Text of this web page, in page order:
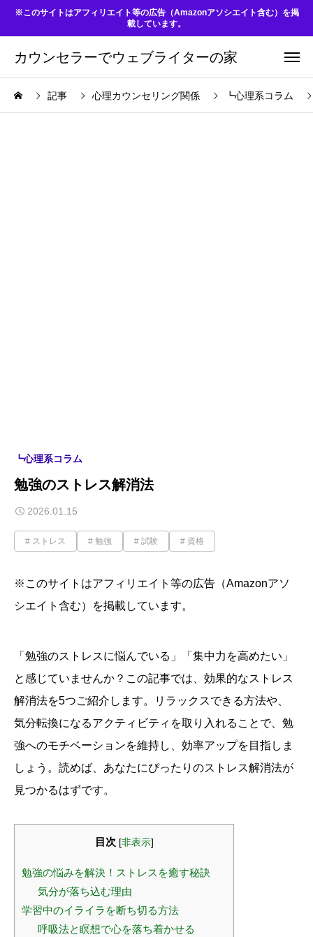
※このサイトはアフィリエイト等の広告（Amazonアソシエイト含む）を掲
載しています。
カウンセラーでウェブライターの家
記事 心理カウンセリング関係 ┗心理系コラム
┗心理系コラム
勉強のストレス解消法
2026.01.15
ストレス 勉強 試験 資格
※このサイトはアフィリエイト等の広告（Amazonアソ
シエイト含む）を掲載しています。
「勉強のストレスに悩んでいる」「集中力を高めたい」
と感じていませんか？この記事では、効果的なストレス
解消法を5つご紹介します。リラックスできる方法や、
気分転換になるアクティビティを取り入れることで、勉
強へのモチベーションを維持し、効率アップを目指しま
しょう。読めば、あなたにぴったりのストレス解消法が
見つかるはずです。
目次 [非表示]
勉強の悩みを解決！ストレスを癒す秘訣
気分が落ち込む理由
学習中のイライラを断ち切る方法
呼吸法と瞑想で心を落ち着かせる